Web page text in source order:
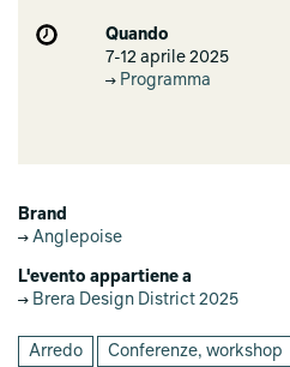
Quando
7-12 aprile 2025
Programma
Brand
Anglepoise
L'evento appartiene a
Brera Design District 2025
Arredo Conferenze, workshop